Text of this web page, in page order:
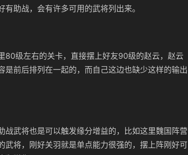
助战，会有许多可用的武将列出来。
80级左右的关卡，直接摆上好友90级的赵云，赵云
前后排列在一起的，而自己这边也缺少这样的输出
武将也是可以触发缘分增益的，比如这里魏国阵营
武将，刚好关羽就是单点能力很强的，摆上阵刚好可